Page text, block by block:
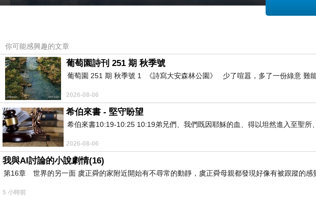
你可能感興趣的文章
葡萄園詩刊 251 期 秋季號
葡萄園 251 期 秋季號 1 《詩寫大安森林公園》 少了喧囂，多了一份綠意 難
2026-08-06
希伯來書 - 堅守盼望
希伯來書10:19-10:25 10:19弟兄們、我們既因耶穌的血、得以坦然進入至聖
2026-08-06
我與AI討論的小說劇情(16)
第16章 世界的另一面 虞正舜的家附近開始有不尋常的動靜，虞正舜母親都發現好像有被跟蹤的感
5 小時前